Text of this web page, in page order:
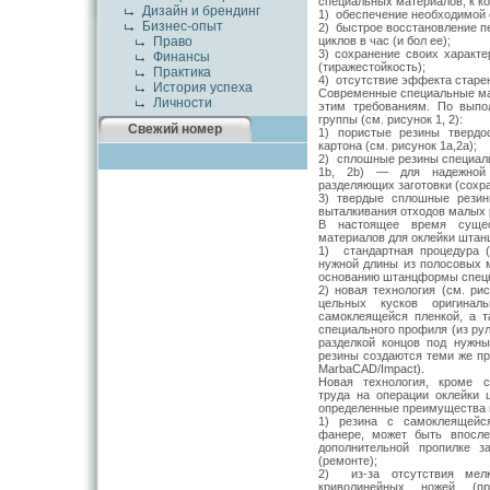
Дизайн и брендинг
Бизнес-опыт
Право
Финансы
Практика
История успеха
Личности
Свежий номер
1) обеспечение
2) быстрое восстановление
цик­лов в час (и бол ее);
3) сохранение своих
(тиражестойкость);
4) отсутствие эффекта
Современные специальные
этим требованиям. По
группы (см. рисунок 1, 2):
1) пористые резины
картона (см. рисунок 1а,2а);
2) сплошные резины
1b, 2b) — для надежной
разделяющих заготовки
3) твердые сплошные
выталкивания отходов
В настоящее время
материалов для оклейки
1) стандартная процедура
нужной дли­ны из полосовых
основанию штанцформы
2) новая технология (см.
цельных кусков
самоклеящейся пленкой, а
специального профиля (из
раз­делкой концов под
резины созда­ются теми же
MarbaCAD/Impact).
Новая технология, кроме
труда на операции оклейки
определенные
1) резина с
фанере, может быть
дополнительной
(ремонте);
2) из-за отсутствия
криволинейных ножей